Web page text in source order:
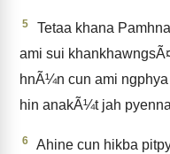
5
Tetaa khana
ami sui
hnÃ¼n cun ami
hin anakÃ¼t jah
6
Ahine cun hikba